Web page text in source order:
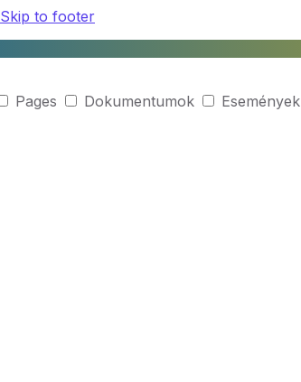
Skip to footer
Pages Dokumentumok Események